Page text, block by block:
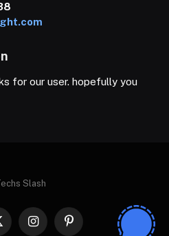
for our user. hopefully you
InstagramPinterest